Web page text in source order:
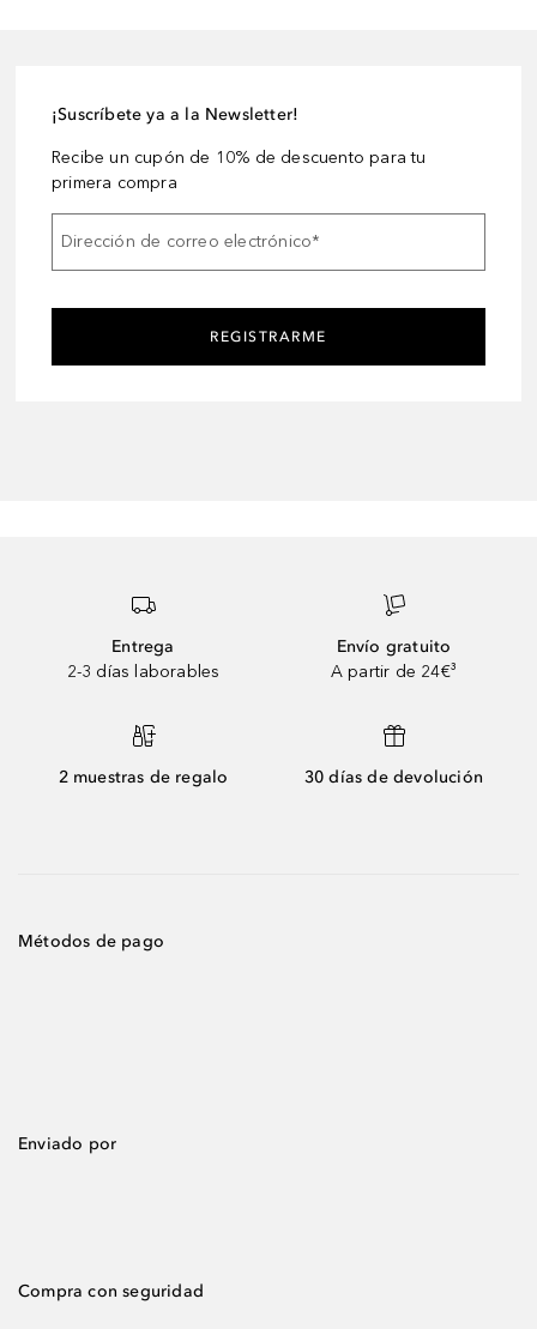
¡Suscríbete ya a la Newsletter!
Recibe un cupón de 10% de descuento para tu
primera compra
Dirección de correo electrónico*
REGISTRARME
Entrega
2-3 días laborables
Envío gratuito
A partir de 24€³
2 muestras de regalo 30 días de devolución
Métodos de pago
Enviado por
Compra con seguridad